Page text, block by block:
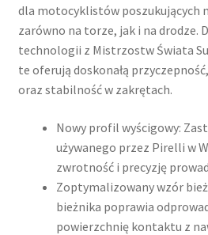
dla motocyklistów poszukujących
zarówno na torze, jak i na drodze.
technologii z Mistrzostw Świata
te oferują doskonałą
oraz stabilność w zakrętach.
Nowy profil wyścigowy:
używanego przez Pirelli w
zwrotność i precyzję
Zoptymalizowany wzór
bieżnika poprawia
powierzchnię kontaktu z